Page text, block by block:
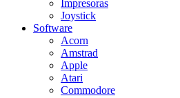
Impresoras
Joystick
Software
Acorn
Amstrad
Apple
Atari
Commodore